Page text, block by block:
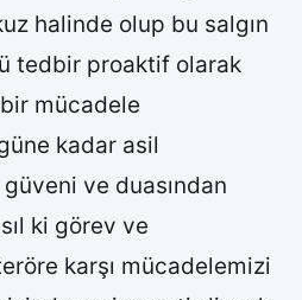
halinde olup bu salgın
tedbir proaktif olarak
bir mücadele
kadar asil
ve duasından
ki görev ve
karşı mücadelemizi